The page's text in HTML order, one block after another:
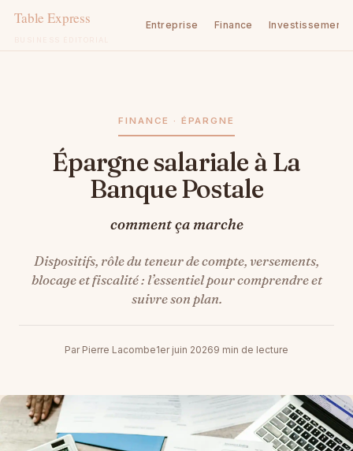
Entreprise Finance Investissement
FINANCE · ÉPARGNE
Épargne salariale à La
Banque Postale
comment ça marche
Dispositifs, rôle du teneur de compte, versements,
blocage et fiscalité : l’essentiel pour comprendre et
suivre son plan.
Par Pierre Lacombe1er juin 20269 min de lecture